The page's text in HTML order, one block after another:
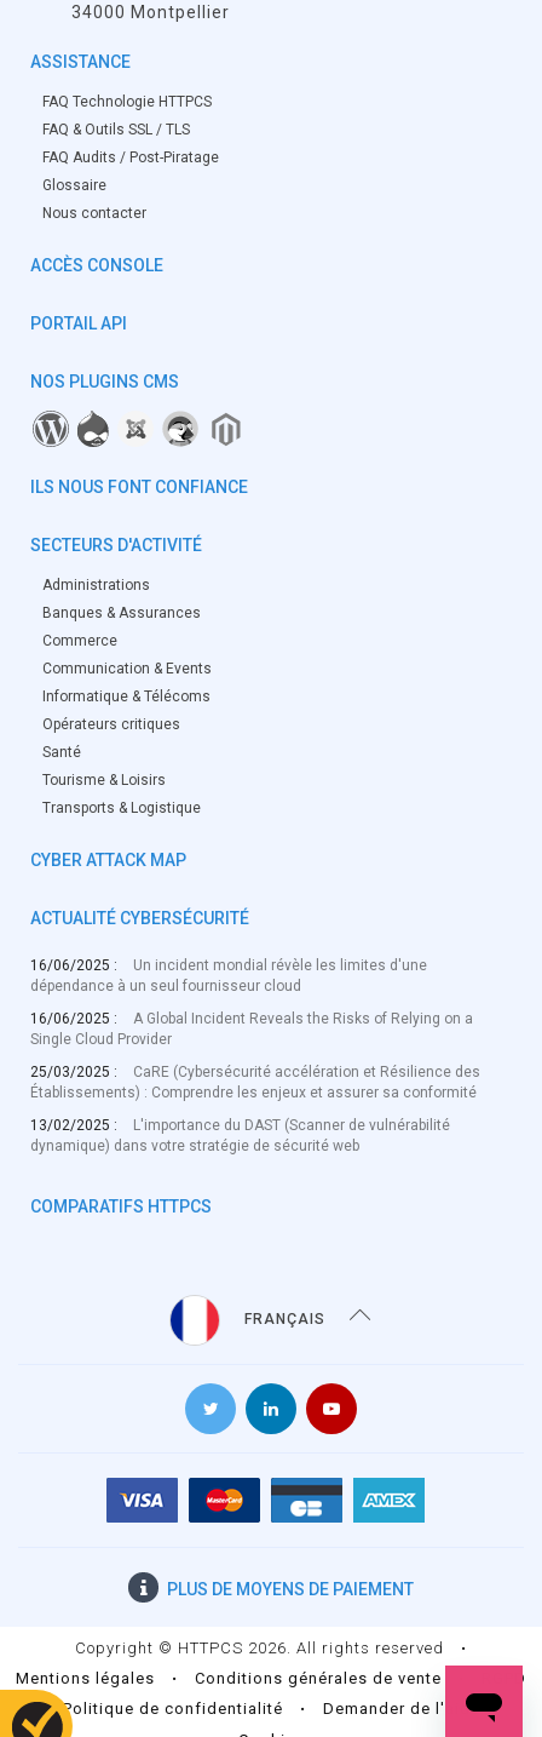
34000 Montpellier
ASSISTANCE
FAQ Technologie HTTPCS
FAQ & Outils SSL / TLS
FAQ Audits / Post-Piratage
Glossaire
Nous contacter
ACCÈS CONSOLE
PORTAIL API
NOS PLUGINS CMS
ILS NOUS FONT CONFIANCE
SECTEURS D'ACTIVITÉ
Administrations
Banques & Assurances
Commerce
Communication & Events
Informatique & Télécoms
Opérateurs critiques
Santé
Tourisme & Loisirs
Transports & Logistique
CYBER ATTACK MAP
ACTUALITÉ CYBERSÉCURITÉ
16/06/2025 :
Un incident mondial révèle les limites d'une
dépendance à un seul fournisseur cloud
16/06/2025 :
A Global Incident Reveals the Risks of Relying on a
Single Cloud Provider
25/03/2025 :
CaRE (Cybersécurité accélération et Résilience des
Établissements) : Comprendre les enjeux et assurer sa conformité
13/02/2025 :
L'importance du DAST (Scanner de vulnérabilité
dynamique) dans votre stratégie de sécurité web
COMPARATIFS HTTPCS
FRANÇAIS
PLUS DE MOYENS DE PAIEMENT
Copyright © HTTPCS 2026. All rights reserved
•
Mentions légales
• Conditions générales de vente
RGPD
•
Politique de confidentialité • Demander de l'aide
•